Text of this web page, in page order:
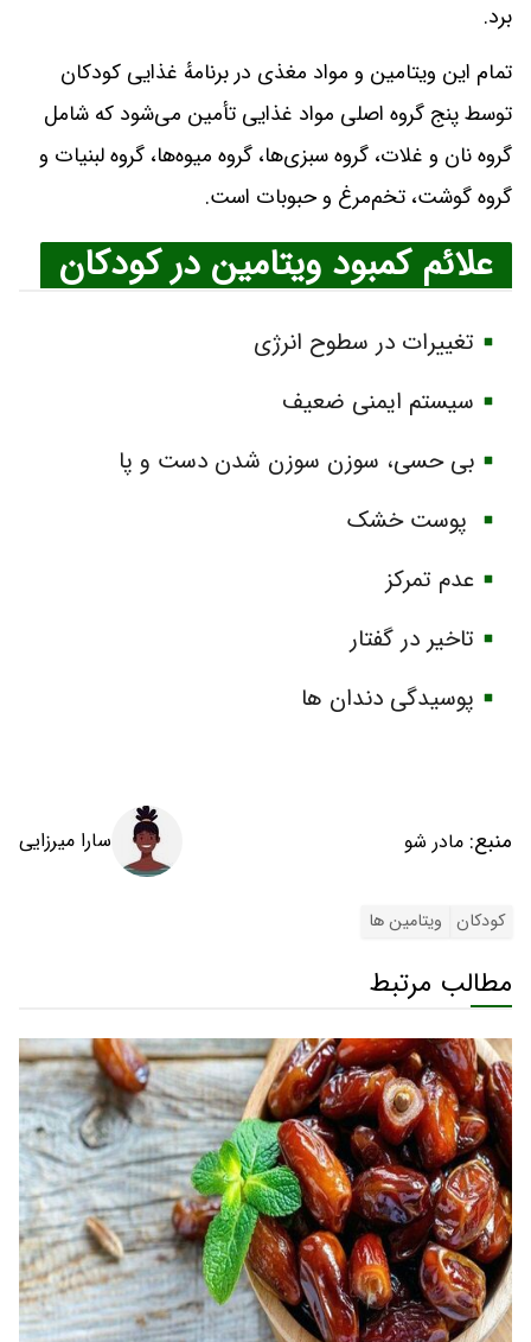
برد.
تمام این ویتامین و مواد مغذی در برنامهٔ غذایی کودکان
توسط پنج گروه اصلی مواد غذایی تأمین می‌شود که شامل
گروه نان و غلات، گروه سبزی‌ها، گروه میوه‌ها، گروه لبنیات و
گروه گوشت، تخم‌مرغ و حبوبات است.
علائم کمبود ویتامین در کودکان
تغییرات در سطوح انرژی
سیستم ایمنی ضعیف
بی حسی، سوزن سوزن شدن دست و پا
پوست خشک
عدم تمرکز
تاخیر در گفتار
پوسیدگی دندان ها
منبع: مادر شو سارا میرزایی
کودکان ویتامین ها
مطالب مرتبط